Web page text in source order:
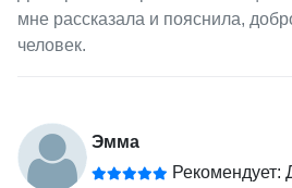
мне рассказала и пояснила,
человек.
Эмма
Рекомендует: